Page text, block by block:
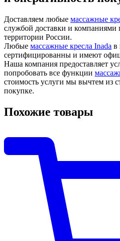
Доставляем любые массажные
службой доставки и компаниями
территории России.
Любые массажные кресла Inada в
сертифицированны и имеют
Наша компания предоставляет
попробовать все функции
стоимость услуги мы вычтем из
покупке.
Похожие товары